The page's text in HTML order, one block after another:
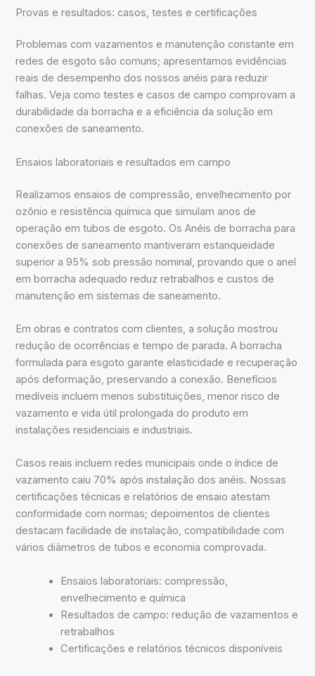
Provas e resultados: casos, testes e certificações
Problemas com vazamentos e manutenção constante em
redes de esgoto são comuns; apresentamos evidências
reais de desempenho dos nossos anéis para reduzir
falhas. Veja como testes e casos de campo comprovam a
durabilidade da borracha e a eficiência da solução em
conexões de saneamento.
Ensaios laboratoriais e resultados em campo
Realizamos ensaios de compressão, envelhecimento por
ozônio e resistência química que simulam anos de
operação em tubos de esgoto. Os Anéis de borracha para
conexões de saneamento mantiveram estanqueidade
superior a 95% sob pressão nominal, provando que o anel
em borracha adequado reduz retrabalhos e custos de
manutenção em sistemas de saneamento.
Em obras e contratos com clientes, a solução mostrou
redução de ocorrências e tempo de parada. A borracha
formulada para esgoto garante elasticidade e recuperação
após deformação, preservando a conexão. Benefícios
medíveis incluem menos substituições, menor risco de
vazamento e vida útil prolongada do produto em
instalações residenciais e industriais.
Casos reais incluem redes municipais onde o índice de
vazamento caiu 70% após instalação dos anéis. Nossas
certificações técnicas e relatórios de ensaio atestam
conformidade com normas; depoimentos de clientes
destacam facilidade de instalação, compatibilidade com
vários diâmetros de tubos e economia comprovada.
Ensaios laboratoriais: compressão,
envelhecimento e química
Resultados de campo: redução de vazamentos e
retrabalhos
Certificações e relatórios técnicos disponíveis